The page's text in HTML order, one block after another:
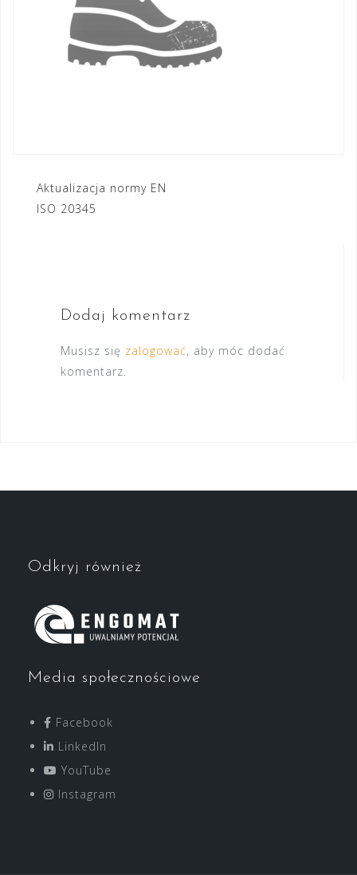
Nawigacja
wpisu
Aktualizacja normy EN
ISO 20345
Dodaj komentarz
Musisz się zalogować, aby móc dodać
komentarz.
Odkryj również
Media społecznościowe
Facebook
LinkedIn
YouTube
Instagram